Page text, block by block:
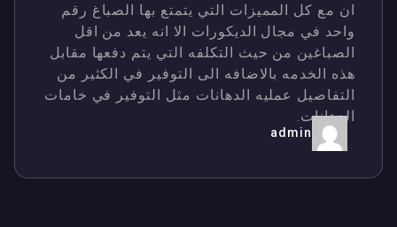
ان مع كل المميزات التي يتمتع بها الصباغ رقم
واحد في مجال الديكورات الا انه يعد من اقل
الصباغين من حيث التكلفه التي يتم دفعها مقابل
هذه الخدمه بالاضافه الى التوفير في الكثير من
التفاصيل عمليه الدهانات مثل التوفير في خامات
الدهانات.
admin